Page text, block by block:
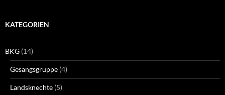
KATEGORIEN
BKG (14)
Gesangsgruppe (4)
Landsknechte (5)